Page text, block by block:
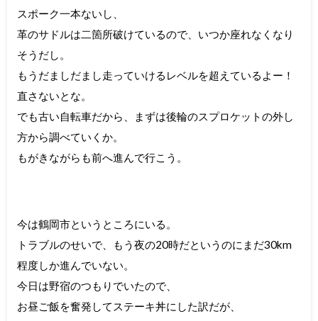
スポーク一本ないし、
革のサドルは二箇所破けているので、いつか座れなくなり
そうだし。
もうだましだまし走っていけるレベルを超えているよー！
直さないとな。
でも古い自転車だから、まずは後輪のスプロケットの外し
方から調べていくか。
もがきながらも前へ進んで行こう。
今は鶴岡市というところにいる。
トラブルのせいで、もう夜の20時だというのにまだ30km
程度しか進んでいない。
今日は野宿のつもりでいたので、
お昼ご飯を奮発してステーキ丼にした訳だが、